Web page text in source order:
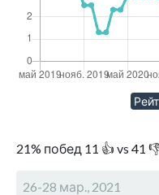
21% побед 11 👍 vs 41
26-28 мар., 2021